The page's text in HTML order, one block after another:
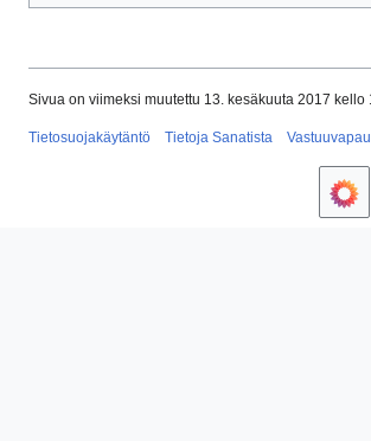
Sivua on viimeksi muutettu 13. kesäkuuta 2017 kello
Tietosuojakäytäntö Tietoja Sanatista